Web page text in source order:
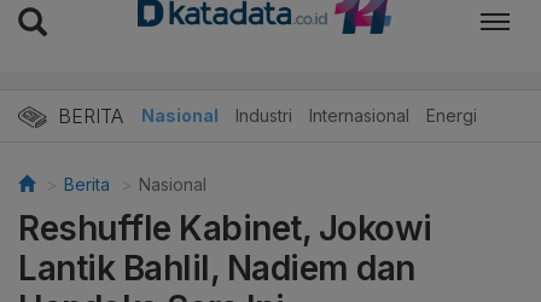
BERITA Nasional Industri Internasional Energi
Berita Nasional
Reshuffle Kabinet, Jokowi
Lantik Bahlil, Nadiem dan